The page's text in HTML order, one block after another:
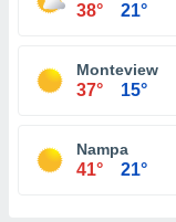
38° 21°
Monteview
37° 15°
Nampa
41° 21°